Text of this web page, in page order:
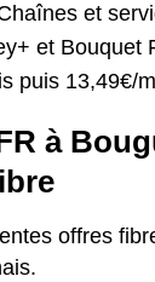
et
et Bouquet
puis 13,49€/
à
offres